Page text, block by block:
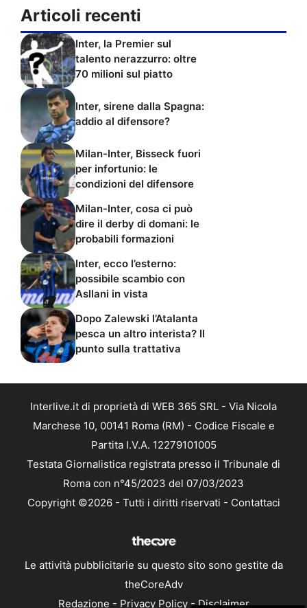
Articoli recenti
Inter, la Premier sul
talento nerazzurro: oltre
70 milioni sul piatto
Inter, sirene dalla Spagna:
addio al difensore?
Milan-Inter, Bisseck fuori
per infortunio: le
condizioni del difensore
Milan-Inter, cosa ci può
dire il derby di domani: le
probabili formazioni
Inter, ecco l’esterno:
possibile scambio con
Asllani in vista
Dopo Zalewski l’Atalanta
pesca un altro interista? Il
punto sulla trattativa
Interlive.it di proprietà di WEB 365 SRL - Via Nicola
Marchese 10, 00141 Roma (RM) - Codice Fiscale e
Partita I.V.A. 12279101005
Testata Giornalistica registrata presso il Tribunale di
Roma con n°45/2023 del 07/03/2023
Copyright ©2026 - Tutti i diritti riservati - Contattaci
Le attività pubblicitarie su questo sito sono gestite da
theCoreAdv
Redazione - Privacy Policy-Disclaimer